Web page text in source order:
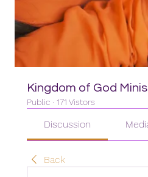
Kingdom of God
Public · 171 Vistors
Discussion
Back